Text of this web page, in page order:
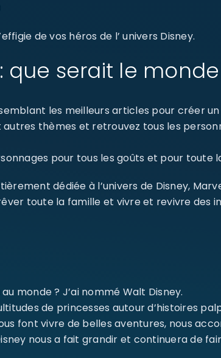
*
de vos héros de l’ univers Disney.
que serait le
les meilleurs articles pour créer
thèmes et retrouvez tous les
pour tous les goûts et pour toute
dédiée à l’univers de Disney,
toute la famille et vivre et revivre des
monde ? J’ai nommé Walt Disney.
de princesses autour d’histoires
font vivre de belles aventures, nous
nous a fait grandir et continuera de